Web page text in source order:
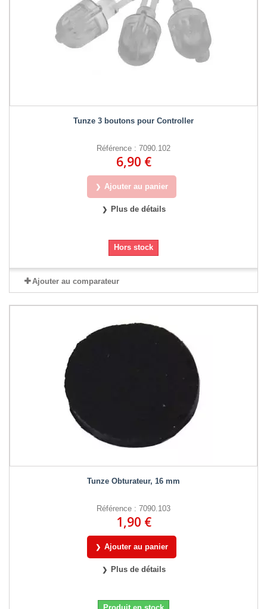
Tunze 3 boutons pour Controller
Référence : 7090.102
6,90 €
Ajouter au panier
Plus de détails
Hors stock
Ajouter au comparateur
Tunze Obturateur, 16 mm
Référence : 7090.103
1,90 €
Ajouter au panier
Plus de détails